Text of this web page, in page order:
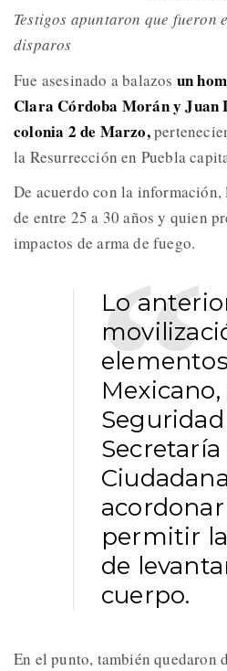
Testigos apuntaron que fueron
disparos
Fue asesinado a balazos un
Clara Córdoba Morán y Juan
colonia 2 de Marzo,
la Resurrección en Puebla
De acuerdo con la
de entre 25 a 30 años y quien
impactos de arma de fuego.
Lo
permitir
de
cuerpo.
En el punto, también quedaron